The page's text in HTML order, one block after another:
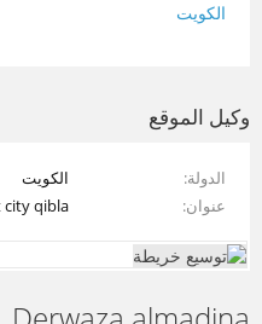
الكويت
فلسطين
سوريا
تونس
وكيل الموقع
الدولة
الكويت
عنوان
qibla,